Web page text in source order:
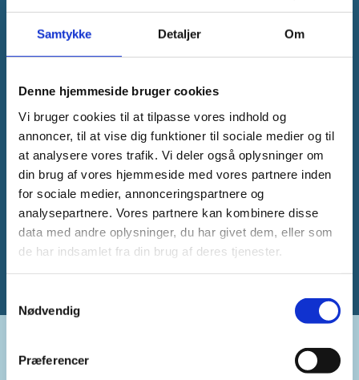
Samtykke Detaljer Om
Denne hjemmeside bruger cookies
Vi bruger cookies til at tilpasse vores indhold og
annoncer, til at vise dig funktioner til sociale medier og til
at analysere vores trafik. Vi deler også oplysninger om
din brug af vores hjemmeside med vores partnere inden
for sociale medier, annonceringspartnere og
analysepartnere. Vores partnere kan kombinere disse
data med andre oplysninger, du har givet dem, eller som
de har indsamlet fra din brug af deres tjenester.
Nødvendig
Præferencer